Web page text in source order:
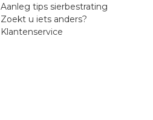
Aanleg tips sierbestrating
Zoekt u iets anders?
Klantenservice